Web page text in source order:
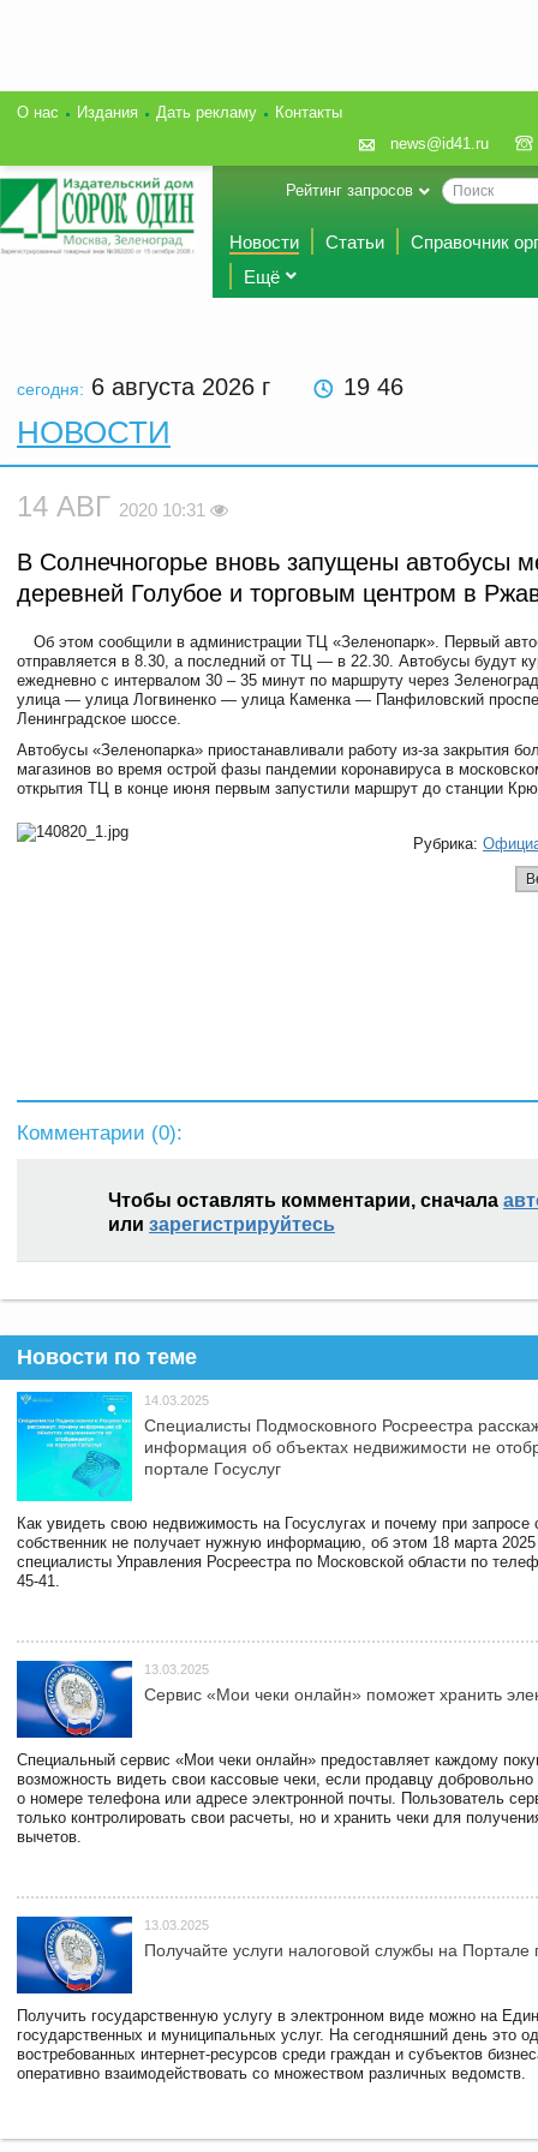
О нас Издания Дать рекламу
Контакты
news@id41.ru
Рейтинг запросов
Новости Статьи
Справочник
Ещё
сегодня: 6 августа 2026 г 19 46
НОВОСТИ
14 АВГ 2020 10:31
В Солнечногорье вновь запущены автобусы
деревней Голубое и торговым центром в
Об этом сообщили в администрации ТЦ «Зеленопарк». Первый
отправляется в 8.30, а последний от ТЦ — в 22.30. Автобусы будут
ежедневно с интервалом 30 – 35 минут по маршруту через
улица — улица Логвиненко — улица Каменка — Панфиловский
Ленинградское шоссе.
Автобусы «Зеленопарка» приостанавливали работу из-за закрытия
магазинов во время острой фазы пандемии коронавируса в
открытия ТЦ в конце июня первым запустили маршрут до станции
Рубрика:
Комментарии (0):
Чтобы оставлять комментарии, сначала
или зарегистрируйтесь
Новости по теме
14.03.2025
Специалисты Подмосковного Росреестра
информация об объектах недвижимости не
портале Госуслуг
Как увидеть свою недвижимость на Госуслугах и почему при запросе
собственник не получает нужную информацию, об этом 18 марта 2025
специалисты Управления Росреестра по Московской области по
45-41.
13.03.2025
Сервис «Мои чеки онлайн» поможет хранить
Специальный сервис «Мои чеки онлайн» предоставляет каждому
возможность видеть свои кассовые чеки, если продавцу
о номере телефона или адресе электронной почты. Пользователь
только контролировать свои расчеты, но и хранить чеки для
вычетов.
13.03.2025
Получайте услуги налоговой службы на Портале
Получить государственную услугу в электронном виде можно на
государственных и муниципальных услуг. На сегодняшний день это
востребованных интернет-ресурсов среди граждан и субъектов
оперативно взаимодействовать со множеством различных ведомств.